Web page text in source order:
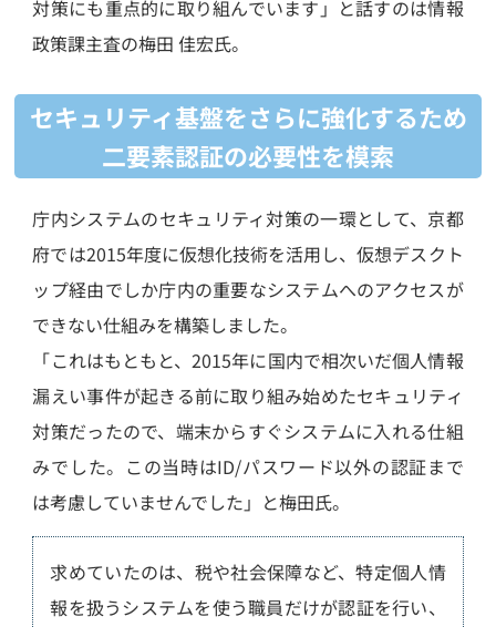
対策にも重点的に取り組んでいます」と話すのは情報
政策課主査の梅田 佳宏氏。
セキュリティ基盤をさらに強化するため
二要素認証の必要性を模索
庁内システムのセキュリティ対策の一環として、京都
府では2015年度に仮想化技術を活用し、仮想デスクト
ップ経由でしか庁内の重要なシステムへのアクセスが
できない仕組みを構築しました。
「これはもともと、2015年に国内で相次いだ個人情報
漏えい事件が起きる前に取り組み始めたセキュリティ
対策だったので、端末からすぐシステムに入れる仕組
みでした。この当時はID/パスワード以外の認証まで
は考慮していませんでした」と梅田氏。
求めていたのは、税や社会保障など、特定個人情
報を扱うシステムを使う職員だけが認証を行い、